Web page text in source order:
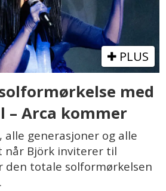
PLUS
med
– Arca kommer
alle generasjoner og alle
når Björk inviterer til
den totale solformørkelsen